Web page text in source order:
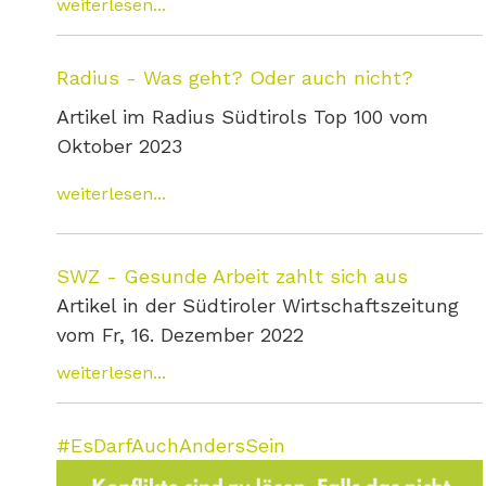
weiterlesen...
Radius - Was geht? Oder auch nicht?
Artikel im Radius Südtirols Top 100 vom
Oktober 2023
weiterlesen...
SWZ - Gesunde Arbeit zahlt sich aus
Artikel in der Südtiroler Wirtschaftszeitung
vom Fr, 16. Dezember 2022
weiterlesen...
#EsDarfAuchAndersSein